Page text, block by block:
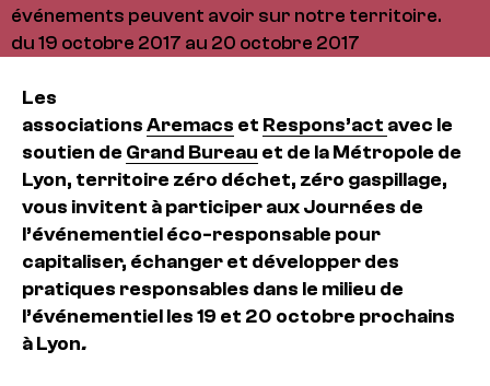
événements peuvent avoir sur notre territoire.
du 19 octobre 2017 au 20 octobre 2017
Les
associations Aremacs et Respons’act avec le
soutien de Grand Bureau et de la Métropole de
Lyon, territoire zéro déchet, zéro gaspillage,
vous invitent à participer aux Journées de
l’événementiel éco-responsable pour
capitaliser, échanger et développer des
pratiques responsables dans le milieu de
l’événementiel les 19 et 20 octobre prochains
à Lyon.